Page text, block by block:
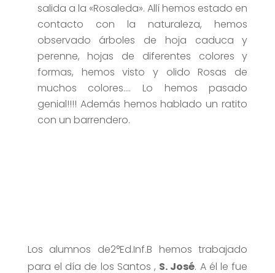
salida a la «Rosaleda». Allí hemos estado en
contacto con la naturaleza, hemos
observado árboles de hoja caduca y
perenne, hojas de diferentes colores y
formas, hemos visto y olido Rosas de
muchos colores…. Lo hemos pasado
genial!!!! Además hemos hablado un ratito
con un barrendero.
Los alumnos de2°Ed.Inf.B hemos trabajado
para el día de los Santos , S. José. A él le fue